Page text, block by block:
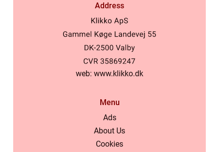
Address
web: www.klikko.dk
Menu
Ads
About Us
Cookies